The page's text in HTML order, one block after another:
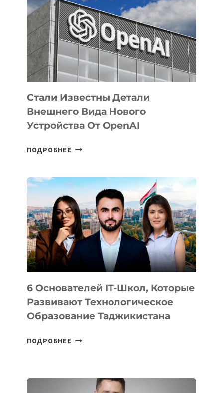
ЗАДАЧИ
ПО
РАЗВИТИЮ
ЭКОСИСТЕМЫ
ИСКУССТВЕННОГО
ИНТЕЛЛЕКТА
Стали Известны Детали
Внешнего Вида Нового
Устройства От OpenAI
ПОДРОБНЕЕ СТАЛИ
ВНЕШНЕГО
ВИДА
НОВОГО
УСТРОЙСТВА
ОТ
OPENAI
6 Основателей IT-Школ, Которые
Развивают Технологическое
Образование Таджикистана
ПОДРОБНЕЕ
КОТОРЫЕ